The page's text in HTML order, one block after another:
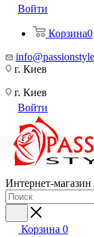
Войти
Корзина0
г. Киев
г. Киев
Войти
Интернет-
Корзина 0